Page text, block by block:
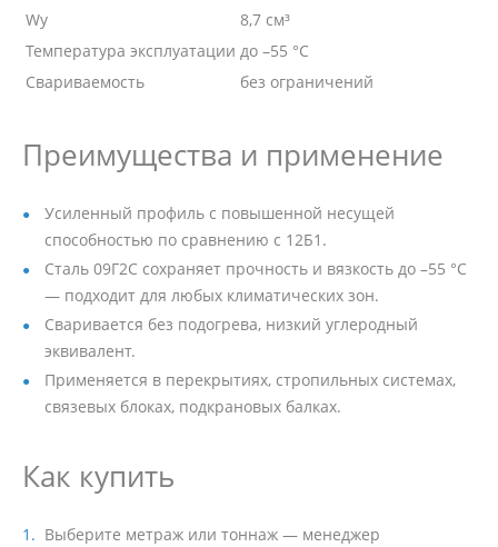
Wy
8,7 см³
Температура эксплуатации до –55 °C
Свариваемость
без ограничений
Преимущества и применение
Усиленный профиль с повышенной несущей
способностью по сравнению с 12Б1.
Сталь 09Г2С сохраняет прочность и вязкость до –55 °C
— подходит для любых климатических зон.
Сваривается без подогрева, низкий углеродный
эквивалент.
Применяется в перекрытиях, стропильных системах,
связевых блоках, подкрановых балках.
Как купить
Выберите метраж или тоннаж — менеджер